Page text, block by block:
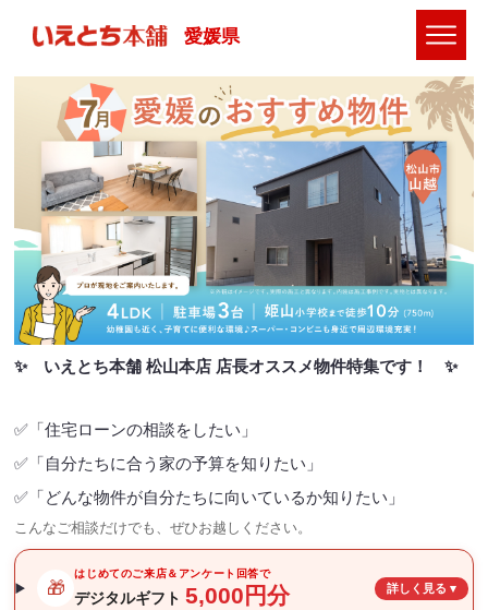
愛媛県
✨ いえとち本舗 松山本店 店長オススメ物件特集です！ ✨
✅「住宅ローンの相談をしたい」
✅「自分たちに合う家の予算を知りたい」
✅「どんな物件が自分たちに向いているか知りたい」
こんなご相談だけでも、ぜひお越しください。
🎁
はじめてのご来店＆アンケート回答で
デジタルギフト5,000円分 詳しく見る ▾